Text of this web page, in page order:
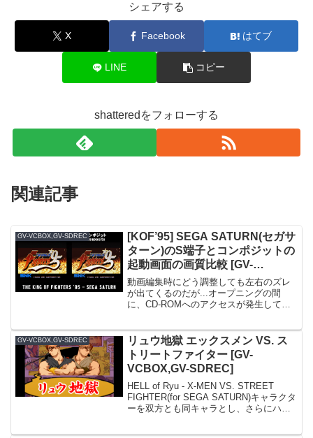
シェアする
X Facebook はてブ
LINE コピー
shatteredをフォローする
関連記事
GV-VCBOX,GV-SDREC
[KOF’95] SEGA SATURN(セガサ
ターン)のS端子とコンポジットの
起動画面の画質比較 [GV-
VCBOX,GV-SDREC]
動画編集時にどう調整しても左右のズレ
が出てくるのだが...オープニングの間
に、CD-ROMへのアクセスが発生してい
ト(Composite)微妙な差であるが、...
GV-VCBOX,GV-SDREC
リュウ地獄 エックスメン VS. ス
トリートファイター [GV-
VCBOX,GV-SDREC]
HELL of Ryu - X-MEN VS. STREET
FIGHTER(for SEGA SATURN)キャラクタ
ーを双方とも同キャラとし、さらにハイ